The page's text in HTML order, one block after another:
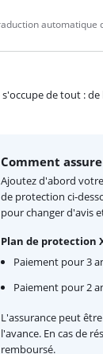
automatique
de tout :
Comment
Ajoutez d'abord
de protection ci-
pour changer d'avis
Plan de protection
Paiement pour 3
Paiement pour 2
L'assurance peut
l'avance. En cas de
remboursé.